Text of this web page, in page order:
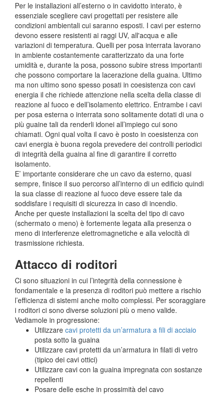
Per le installazioni all’esterno o in cavidotto interato, è
essenziale scegliere cavi progettati per resistere alle
condizioni ambientali cui saranno esposti. I cavi per esterno
devono essere resistenti ai raggi UV, all'acqua e alle
variazioni di temperatura. Quelli per posa interrata lavorano
in ambiente costantemente caratterizzato da una forte
umidità e, durante la posa, possono subire stress importanti
che possono comportare la lacerazione della guaina. Ultimo
ma non ultimo sono spesso posati in coesistenza con cavi
energia il che richiede attenzione nella scelta della classe di
reazione al fuoco e dell’isolamento elettrico. Entrambe i cavi
per posa esterna o interrata sono solitamente dotati di una o
più guaine tali da renderli idonei all’impiego cui sono
chiamati. Ogni qual volta il cavo è posto in coesistenza con
cavi energia è buona regola prevedere dei controlli periodici
di integrità della guaina al fine di garantire il corretto
isolamento.
E’ importante considerare che un cavo da esterno, quasi
sempre, finisce il suo percorso all’interno di un edificio quindi
la sua classe di reazione al fuoco deve essere tale da
soddisfare i requisiti di sicurezza in caso di incendio.
Anche per queste installazioni la scelta del tipo di cavo
(schermato o meno) è fortemente legata alla presenza o
meno di interferenze elettromagnetiche e alla velocità di
trasmissione richiesta.
Attacco di roditori
Ci sono situazioni in cui l’integrità della connessione è
fondamentale e la presenza di roditori può mettere a rischio
l’efficienza di sistemi anche molto complessi. Per scoraggiare
i roditori ci sono diverse soluzioni più o meno valide.
Vediamole in progressione:
Utilizzare cavi protetti da un’armatura a fili di acciaio
posta sotto la guaina
Utilizzare cavi protetti da un’armatura in filati di vetro
(tipico dei cavi ottici)
Utilizzare cavi con la guaina impregnata con sostanze
repellenti
Posare delle esche in prossimità del cavo